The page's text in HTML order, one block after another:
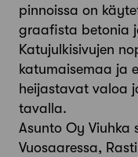
pinnoissa on
graafista betonia
Katujulkisivujen
katumaisemaa ja
heijastavat valoa
tavalla.
Asunto Oy Viuhka
Vuosaaressa,